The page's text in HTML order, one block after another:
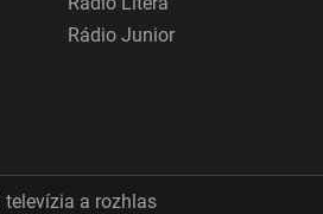
Rádio Junior
a rozhlas